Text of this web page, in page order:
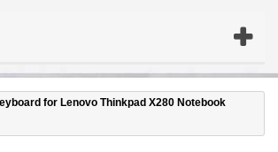
for Lenovo Thinkpad X280 Notebook